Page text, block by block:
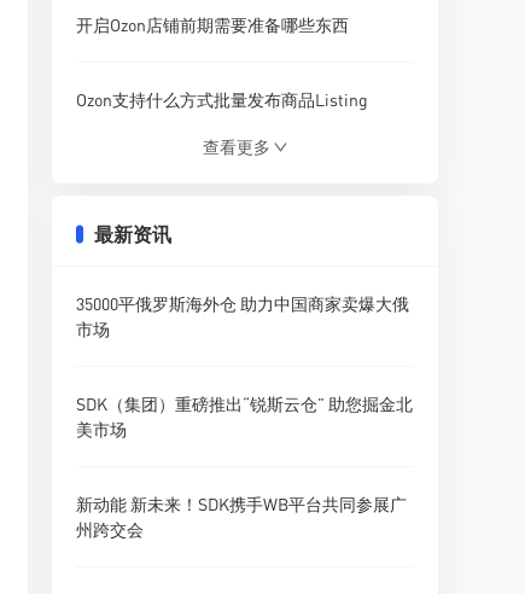
开启Ozon店铺前期需要准备哪些东西
Ozon支持什么方式批量发布商品Listing
什么插件可以分析Ozon店铺商品流量
Ozon参与促销活动需要收取哪些费用
卖家如何在Ozon平台精准搜索产品调研
查看更多
最新资讯
35000平俄罗斯海外仓 助力中国商家卖爆大俄
市场
SDK（集团）重磅推出“锐斯云仓” 助您掘金北
美市场
新动能 新未来！SDK携手WB平台共同参展广
州跨交会